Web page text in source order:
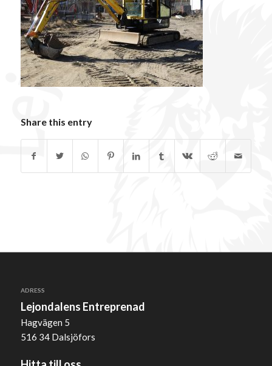
Share this entry
ADRESS
Lejondalens Entreprenad
Hagvägen 5
516 34 Dalsjöfors